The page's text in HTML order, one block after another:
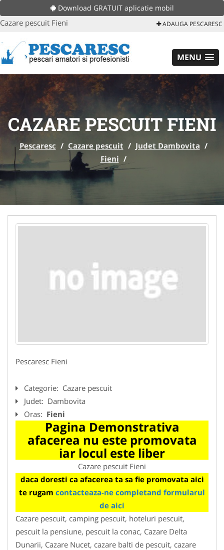
Download GRATUIT aplicatie mobil
Cazare pescuit Fieni ADAUGA PESCARESC
MENU
CAZARE PESCUIT FIENI
Pescaresc / Cazare pescuit / Judet Dambovita /
Fieni /
Pescaresc Fieni
Categorie: Cazare pescuit
Judet: Dambovita
Oras: Fieni
Pagina Demonstrativa
afacerea nu este promovata
iar locul este liber
Cazare pescuit Fieni
daca doresti ca afacerea ta sa fie promovata aici
te rugam contacteaza-ne completand formularul
de aici
Cazare pescuit, camping pescuit, hoteluri pescuit,
pescuit la pensiune, pescuit la conac, Cazare Delta
Dunarii, Cazare Nucet, cazare balti de pescuit, cazare